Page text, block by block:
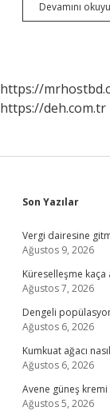
Devamını
https://
https://deh.com.tr
Son Yazılar
Vergi dairesine
Ağustos 9, 2026
Küreselleşme kaça
Ağustos 7, 2026
Dengeli
Ağustos 6, 2026
Kumkuat ağacı
Ağustos 6, 2026
Avene güneş kremi
Ağustos 5, 2026